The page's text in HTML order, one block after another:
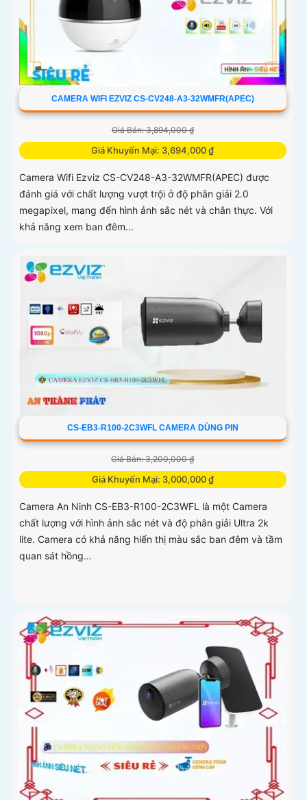
CAMERA WIFI EZVIZ CS-CV248-A3-32WMFR(APEC)
Giá Bán: 3,894,000 ₫
Giá Khuyến Mại: 3,694,000 ₫
Camera Wifi Ezviz CS-CV248-A3-32WMFR(APEC) được
đánh giá với chất lượng vượt trội ở độ phân giải 2.0
megapixel, mang đến hình ảnh sắc nét và chân thực. Với
khả năng xem ban đêm...
CS-EB3-R100-2C3WFL CAMERA DÙNG PIN
Giá Bán: 3,200,000 ₫
Giá Khuyến Mại: 3,000,000 ₫
Camera An Ninh CS-EB3-R100-2C3WFL là một Camera
chất lượng với hình ảnh sắc nét và độ phân giải Ultra 2k
lite. Camera có khả năng hiển thị màu sắc ban đêm và tầm
quan sát hồng...